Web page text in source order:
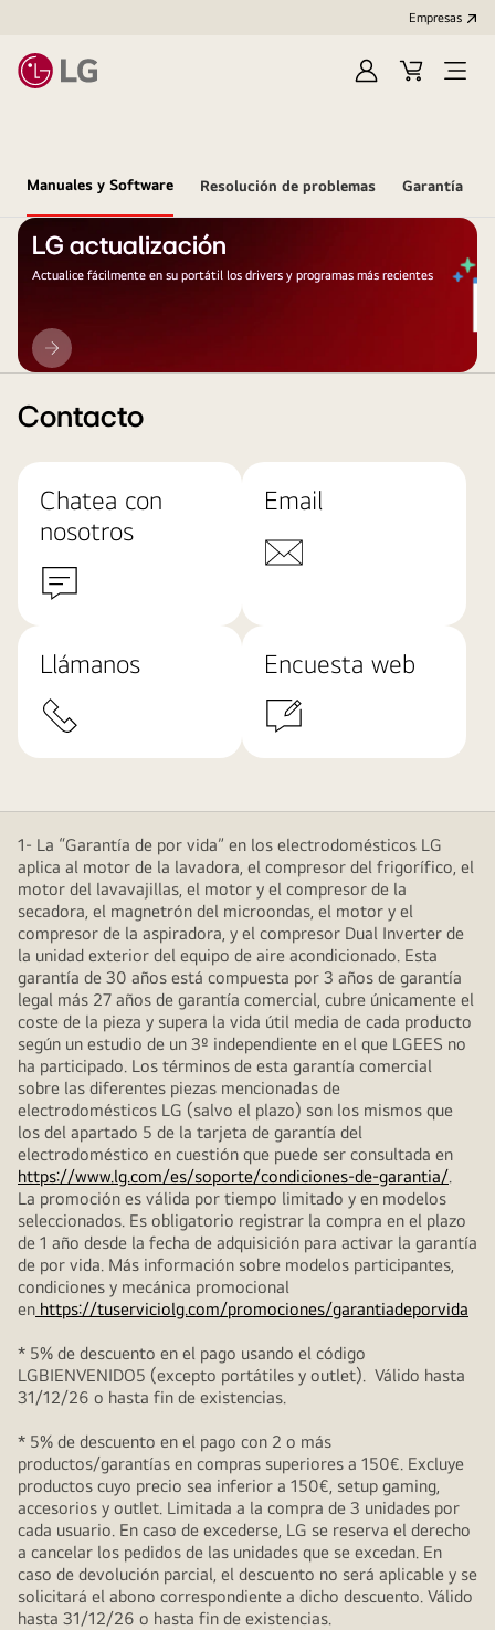
Empresas
IniciarCarritoOpen
Manuales y Software Resolución de problemas Garantía
LG actualización
Actualice fácilmente en su portátil los drivers y programas más recientes
LG
actualización
Contacto
Chatea con
nosotros
Email
Llámanos Encuesta web
1- La “Garantía de por vida” en los electrodomésticos LG
aplica al motor de la lavadora, el compresor del frigorífico, el
motor del lavavajillas, el motor y el compresor de la
secadora, el magnetrón del microondas, el motor y el
compresor de la aspiradora, y el compresor Dual Inverter de
la unidad exterior del equipo de aire acondicionado. Esta
garantía de 30 años está compuesta por 3 años de garantía
legal más 27 años de garantía comercial, cubre únicamente el
coste de la pieza y supera la vida útil media de cada producto
según un estudio de un 3º independiente en el que LGEES no
ha participado. Los términos de esta garantía comercial
sobre las diferentes piezas mencionadas de
electrodomésticos LG (salvo el plazo) son los mismos que
los del apartado 5 de la tarjeta de garantía del
electrodoméstico en cuestión que puede ser consultada en
https://www.lg.com/es/soporte/condiciones-de-garantia/.
La promoción es válida por tiempo limitado y en modelos
seleccionados. Es obligatorio registrar la compra en el plazo
de 1 año desde la fecha de adquisición para activar la garantía
de por vida. Más información sobre modelos participantes,
condiciones y mecánica promocional
en https://tuserviciolg.com/promociones/garantiadeporvida
* 5% de descuento en el pago usando el código
LGBIENVENIDO5 (excepto portátiles y outlet). Válido hasta
31/12/26 o hasta fin de existencias.
* 5% de descuento en el pago con 2 o más
productos/garantías en compras superiores a 150€. Excluye
productos cuyo precio sea inferior a 150€, setup gaming,
accesorios y outlet. Limitada a la compra de 3 unidades por
cada usuario. En caso de excederse, LG se reserva el derecho
a cancelar los pedidos de las unidades que se excedan. En
caso de devolución parcial, el descuento no será aplicable y se
solicitará el abono correspondiente a dicho descuento. Válido
hasta 31/12/26 o hasta fin de existencias.